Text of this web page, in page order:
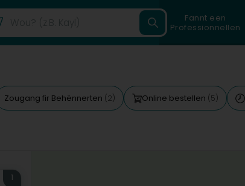
Fannt een
Professionnellen
Zougang fir Behënnerten (2) Online bestellen (5)
1